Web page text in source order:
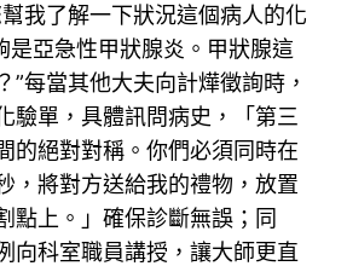
了解一下狀況這個病人的化
是亞急性甲狀腺炎。甲狀腺這
”每當其他大夫向計燁徵詢時，
驗單，具體訊問病史，「第三
的絕對對稱。你們必須同時在
，將對方送給我的禮物，放置
點上。」確保診斷無誤；同
向科室職員講授，讓大師更直